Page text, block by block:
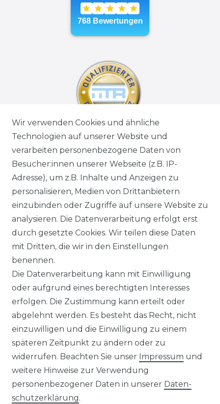
Wir verwenden Cookies und ähnliche
Technologien auf unserer Website und
verarbeiten personenbezogene Daten von
Besucher:innen unserer Webseite (z.B. IP-
Adresse), um z.B. Inhalte und Anzeigen zu
personalisieren, Medien von Drittanbietern
einzubinden oder Zugriffe auf unsere Website zu
analysieren. Die Datenverarbeitung erfolgt erst
durch gesetzte Cookies. Wir teilen diese Daten
mit Dritten, die wir in den Einstellungen
benennen.
Die Datenverarbeitung kann mit Einwilligung
oder aufgrund eines berechtigten Interesses
erfolgen. Die Zustimmung kann erteilt oder
abgelehnt werden. Es besteht das Recht, nicht
einzuwilligen und die Einwilligung zu einem
späteren Zeitpunkt zu ändern oder zu
widerrufen. Beachten Sie unser Impressum und
weitere Hinweise zur Verwendung
personenbezogener Daten in unserer Daten­
schutz­erklärung.